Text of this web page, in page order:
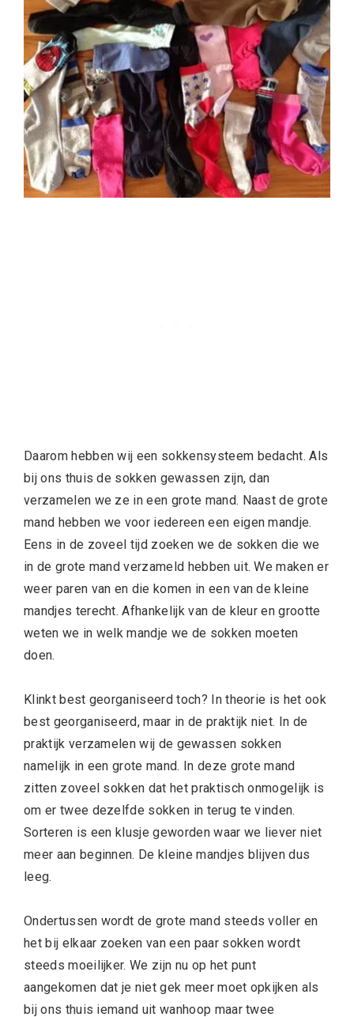
Daarom hebben wij een sokkensysteem bedacht. Als
bij ons thuis de sokken gewassen zijn, dan
verzamelen we ze in een grote mand. Naast de grote
mand hebben we voor iedereen een eigen mandje.
Eens in de zoveel tijd zoeken we de sokken die we
in de grote mand verzameld hebben uit. We maken er
weer paren van en die komen in een van de kleine
mandjes terecht. Afhankelijk van de kleur en grootte
weten we in welk mandje we de sokken moeten
doen.
Klinkt best georganiseerd toch? In theorie is het ook
best georganiseerd, maar in de praktijk niet. In de
praktijk verzamelen wij de gewassen sokken
namelijk in een grote mand. In deze grote mand
zitten zoveel sokken dat het praktisch onmogelijk is
om er twee dezelfde sokken in terug te vinden.
Sorteren is een klusje geworden waar we liever niet
meer aan beginnen. De kleine mandjes blijven dus
leeg.
Ondertussen wordt de grote mand steeds voller en
het bij elkaar zoeken van een paar sokken wordt
steeds moeilijker. We zijn nu op het punt
aangekomen dat je niet gek meer moet opkijken als
bij ons thuis iemand uit wanhoop maar twee